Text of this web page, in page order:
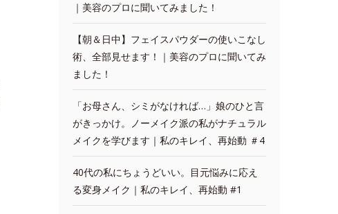
｜美容のプロに聞いてみました！
【朝＆日中】フェイスパウダーの使いこなし
術、全部見せます！｜美容のプロに聞いてみ
ました！
「お母さん、シミがなければ…」娘のひと言
がきっかけ。ノーメイク派の私がナチュラル
メイクを学びます｜私のキレイ、再始動 ＃4
40代の私にちょうどいい。目元悩みに応え
る変身メイク｜私のキレイ、再始動 #1